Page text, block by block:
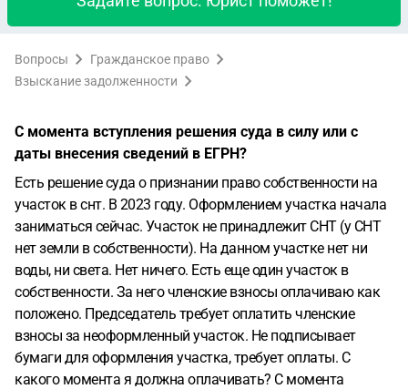
Вопросы
Гражданское право
Взыскание задолженности
С момента вступления решения суда в силу или с
даты внесения сведений в ЕГРН?
Есть решение суда о признании право собственности на
участок в снт. В 2023 году. Оформлением участка начала
заниматься сейчас. Участок не принадлежит СНТ (у СНТ
нет земли в собственности). На данном участке нет ни
воды, ни света. Нет ничего. Есть еще один участок в
собственности. За него членские взносы оплачиваю как
положено. Председатель требует оплатить членские
взносы за неоформленный участок. Не подписывает
бумаги для оформления участка, требует оплаты. С
какого момента я должна оплачивать? С момента